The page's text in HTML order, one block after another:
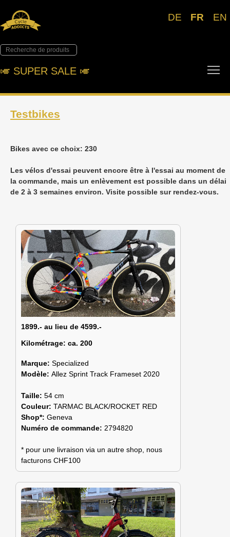
DE FR EN
🎺︎ SUPER SALE 🎺︎
Testbikes
Bikes avec ce choix: 230
Les vélos d'essai peuvent encore être à l'essai au moment de
la commande, mais un enlèvement est possible dans un délai
de 2 à 3 semaines environ. Visite possible sur rendez-vous.
1899.- au lieu de 4599.-
Kilométrage: ca. 200
Marque: Specialized
Modèle: Allez Sprint Track Frameset 2020
Taille: 54 cm
Couleur: TARMAC BLACK/ROCKET RED
Shop*: Geneva
Numéro de commande: 2794820
* pour une livraison via un autre shop, nous
facturons CHF100